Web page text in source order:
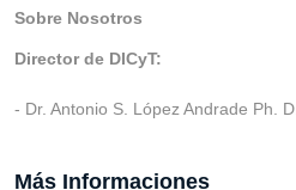
Sobre Nosotros
Director de DICyT:
- Dr. Antonio S. López Andrade Ph. D.
Más Informaciones